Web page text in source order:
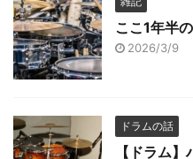
ここ1年半
2026/3/9
ドラムの話
【ドラム